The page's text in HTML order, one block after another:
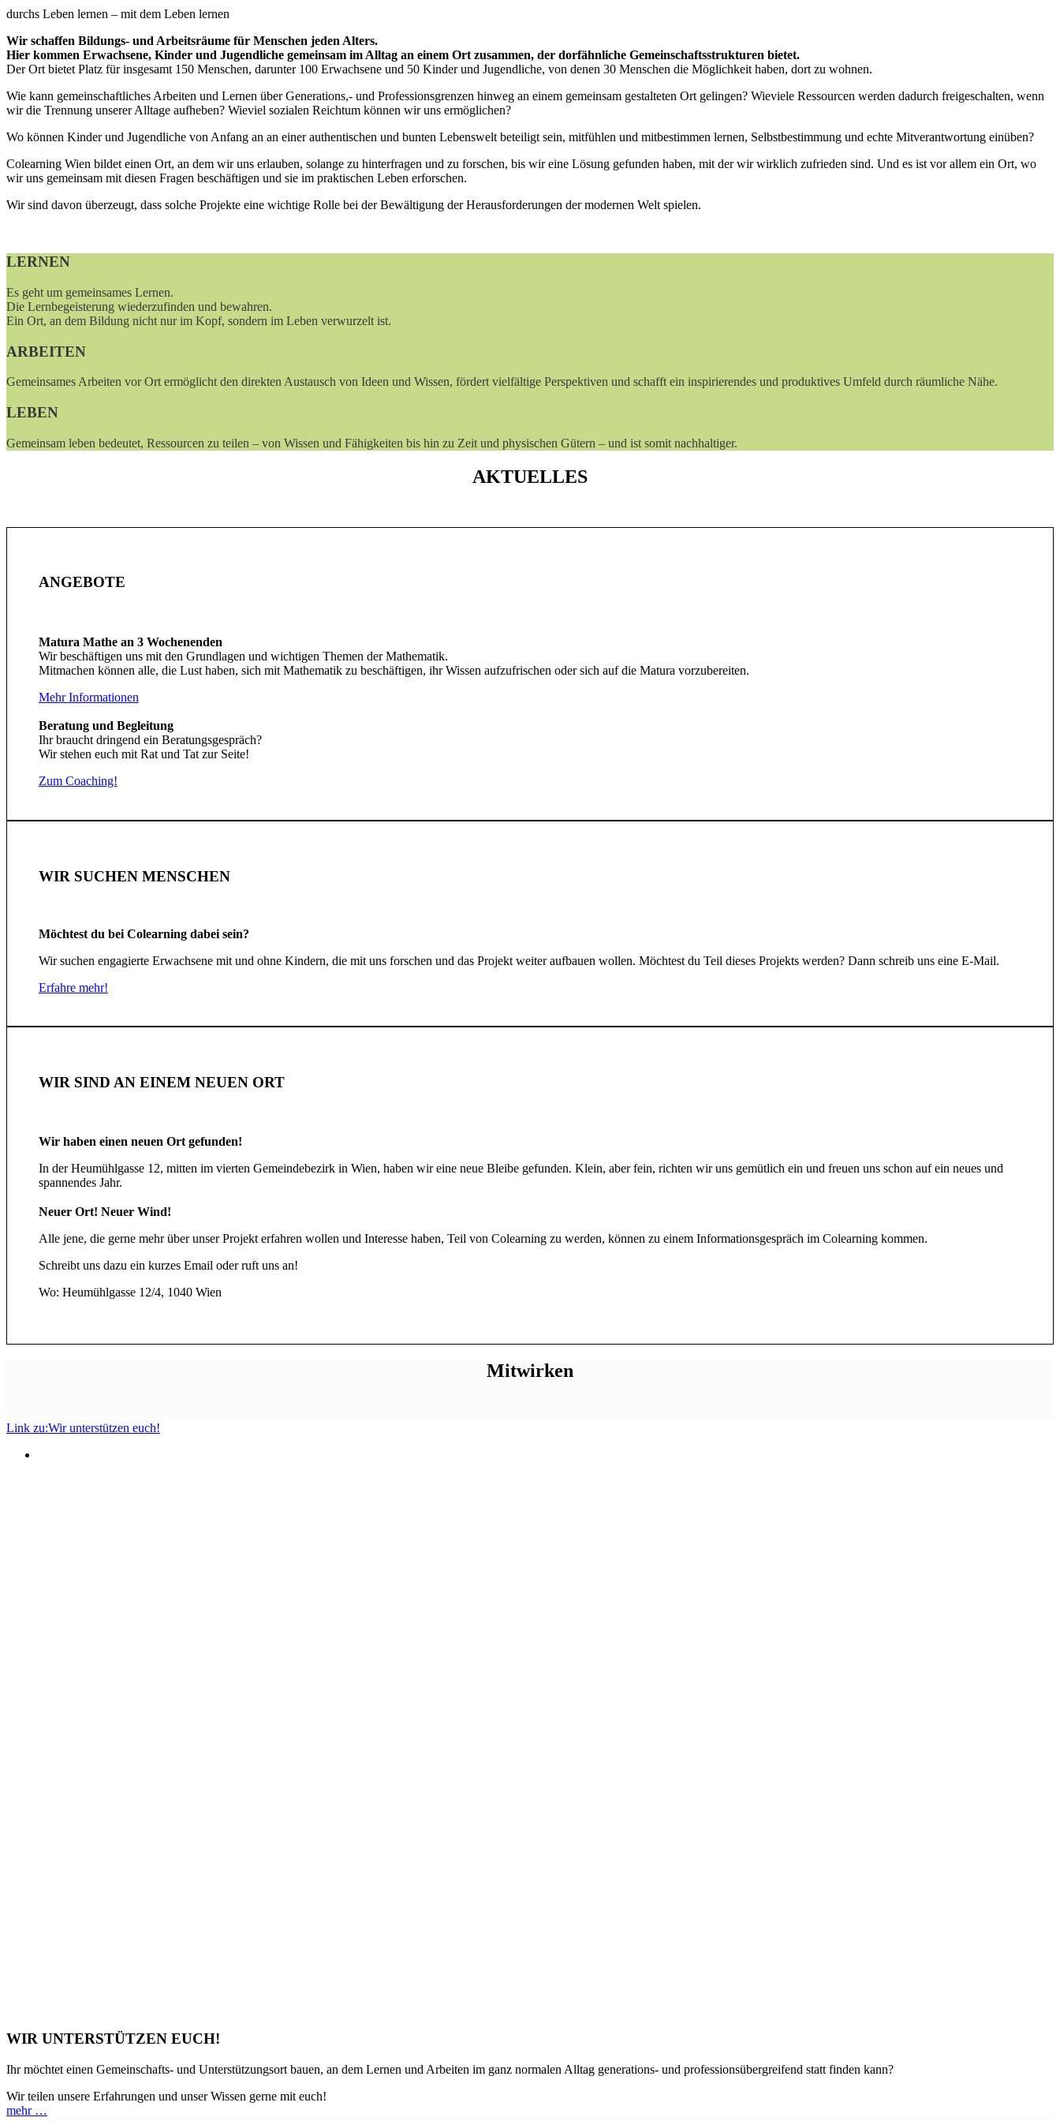
durchs Leben lernen – mit dem Leben lernen
Wir schaffen Bildungs- und Arbeitsräume für Menschen jeden Alters.
Hier kommen Erwachsene, Kinder und Jugendliche gemeinsam im Alltag an einem Ort zusammen, der dorfähnliche Gemeinschaftsstrukturen bietet.
Der Ort bietet Platz für insgesamt 150 Menschen, darunter 100 Erwachsene und 50 Kinder und Jugendliche, von denen 30 Menschen die Möglichkeit haben, dort zu wohnen.
Wie kann gemeinschaftliches Arbeiten und Lernen über Generations,- und Professionsgrenzen hinweg an einem gemeinsam gestalteten Ort gelingen? Wieviele Ressourcen werden dadurch freigeschalten, wenn
wir die Trennung unserer Alltage aufheben? Wieviel sozialen Reichtum können wir uns ermöglichen?
Wo können Kinder und Jugendliche von Anfang an an einer authentischen und bunten Lebenswelt beteiligt sein, mitfühlen und mitbestimmen lernen, Selbstbestimmung und echte Mitverantwortung einüben?
Colearning Wien bildet einen Ort, an dem wir uns erlauben, solange zu hinterfragen und zu forschen, bis wir eine Lösung gefunden haben, mit der wir wirklich zufrieden sind. Und es ist vor allem ein Ort, wo
wir uns gemeinsam mit diesen Fragen beschäftigen und sie im praktischen Leben erforschen.
Wir sind davon überzeugt, dass solche Projekte eine wichtige Rolle bei der Bewältigung der Herausforderungen der modernen Welt spielen.
LERNEN
Es geht um gemeinsames Lernen.
Die Lernbegeisterung wiederzufinden und bewahren.
Ein Ort, an dem Bildung nicht nur im Kopf, sondern im Leben verwurzelt ist.
ARBEITEN
Gemeinsames Arbeiten vor Ort ermöglicht den direkten Austausch von Ideen und Wissen, fördert vielfältige Perspektiven und schafft ein inspirierendes und produktives Umfeld durch räumliche Nähe.
LEBEN
Gemeinsam leben bedeutet, Ressourcen zu teilen – von Wissen und Fähigkeiten bis hin zu Zeit und physischen Gütern – und ist somit nachhaltiger.
AKTUELLES
ANGEBOTE
Matura Mathe an 3 Wochenenden
Wir beschäftigen uns mit den Grundlagen und wichtigen Themen der Mathematik.
Mitmachen können alle, die Lust haben, sich mit Mathematik zu beschäftigen, ihr Wissen aufzufrischen oder sich auf die Matura vorzubereiten.
Mehr Informationen
Beratung und Begleitung
Ihr braucht dringend ein Beratungsgespräch?
Wir stehen euch mit Rat und Tat zur Seite!
Zum Coaching!
WIR SUCHEN MENSCHEN
Möchtest du bei Colearning dabei sein?
Wir suchen engagierte Erwachsene mit und ohne Kindern, die mit uns forschen und das Projekt weiter aufbauen wollen. Möchtest du Teil dieses Projekts werden? Dann schreib uns eine E-Mail.
Erfahre mehr!
WIR SIND AN EINEM NEUEN ORT
Wir haben einen neuen Ort gefunden!
In der Heumühlgasse 12, mitten im vierten Gemeindebezirk in Wien, haben wir eine neue Bleibe gefunden. Klein, aber fein, richten wir uns gemütlich ein und freuen uns schon auf ein neues und
spannendes Jahr.
Neuer Ort! Neuer Wind!
Alle jene, die gerne mehr über unser Projekt erfahren wollen und Interesse haben, Teil von Colearning zu werden, können zu einem Informationsgespräch im Colearning kommen.
Schreibt uns dazu ein kurzes Email oder ruft uns an!
Wo: Heumühlgasse 12/4, 1040 Wien
Mitwirken
Link zu:Wir unterstützen euch!
WIR UNTERSTÜTZEN EUCH!
Ihr möchtet einen Gemeinschafts- und Unterstützungsort bauen, an dem Lernen und Arbeiten im ganz normalen Alltag generations- und professionsübergreifend statt finden kann?
Wir teilen unsere Erfahrungen und unser Wissen gerne mit euch!
mehr …